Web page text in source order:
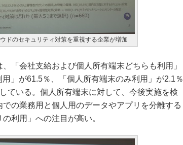
ドのセキュリティ対策を重視する企業が増加
「会社支給および個人所有端末どちらも利用」
」が61.5％、「個人所有端末のみ利用」が2.1％
ている。個人所有端末に対して、今後実施を検
の業務用と個人用のデータやアプリを分離する
利用」への注目が高い。